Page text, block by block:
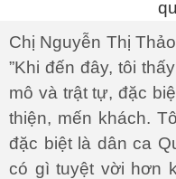
Chị Nguyễn Thị
”Khi đến đây, tôi
mô và trật tự, đặc
thiện, mến khách.
đặc biệt là dân ca
có gì tuyệt vời hơn